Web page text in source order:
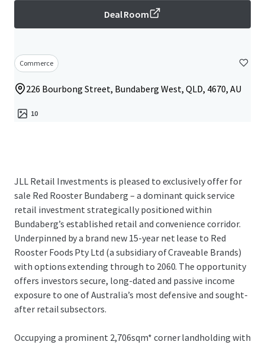
Deal Room
Commerce
226 Bourbong Street, Bundaberg West, QLD, 4670, AU
10
JLL Retail Investments is pleased to exclusively offer for
sale Red Rooster Bundaberg – a dominant quick service
retail investment strategically positioned within
Bundaberg’s established retail and convenience corridor.
Underpinned by a brand new 15-year net lease to Red
Rooster Foods Pty Ltd (a subsidiary of Craveable Brands)
with options extending through to 2060. The opportunity
offers investors secure, long-dated and passive income
exposure to one of Australia’s most defensive and sought-
after retail subsectors.
Occupying a prominent 2,706sqm* corner landholding with